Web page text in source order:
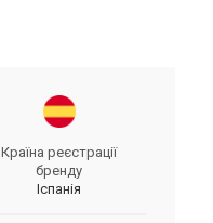
Країна реєстрації
бренду
Іспанія